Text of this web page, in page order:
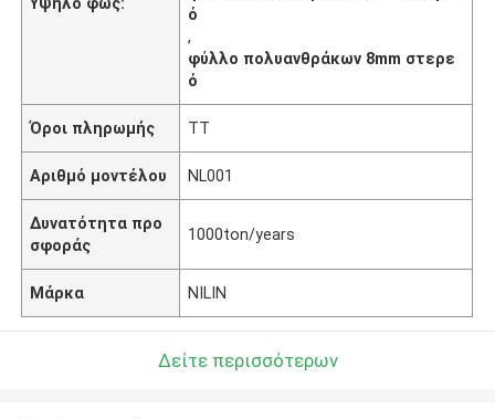
ό
,
φύλλο πολυανθράκων 8mm στερε
ό
Όροι πληρωμής TT
Αριθμό μοντέλου NL001
Δυνατότητα προ
σφοράς
1000ton/years
Μάρκα NILIN
Δείτε περισσότερων